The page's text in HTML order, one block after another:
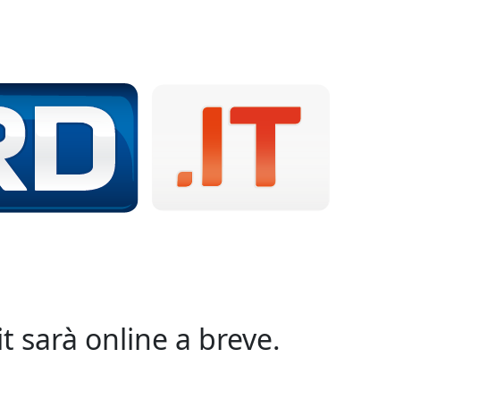
sarà online a breve.